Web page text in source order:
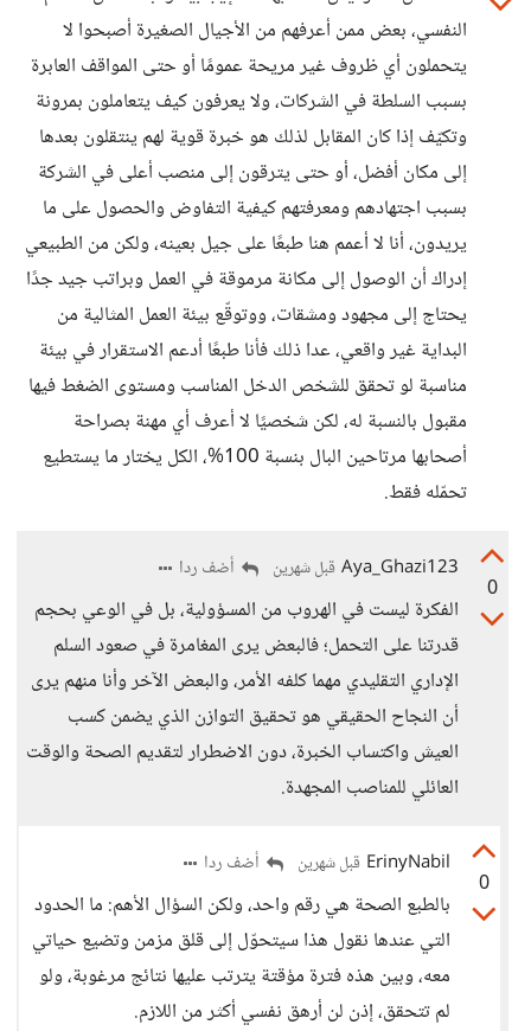
النفسي، بعض ممن أعرفهم من الأجيال الصغيرة أصبحوا لا
يتحملون أي ظروف غير مريحة عمومًا أو حتى المواقف العابرة
بسبب السلطة في الشركات، ولا يعرفون كيف يتعاملون بمرونة
وتكيّف إذا كان المقابل لذلك هو خبرة قوية لهم ينتقلون بعدها
إلى مكان أفضل، أو حتى يترقون إلى منصب أعلى في الشركة
بسبب اجتهادهم ومعرفتهم كيفية التفاوض والحصول على ما
يريدون، أنا لا أعمم هنا طبعًا على جيل بعينه، ولكن من الطبيعي
إدراك أن الوصول إلى مكانة مرموقة في العمل وبراتب جيد جدًا
يحتاج إلى مجهود ومشقات، ووتوقّع بيئة العمل المثالية من
البداية غير واقعي، عدا ذلك فأنا طبعًا أدعم الاستقرار في بيئة
مناسبة لو تحقق للشخص الدخل المناسب ومستوى الضغط فيها
مقبول بالنسبة له، لكن شخصيًا لا أعرف أي مهنة بصراحة
أصحابها مرتاحين البال بنسبة 100%، الكل يختار ما يستطيع
تحمّله فقط.
0
Aya_Ghazi123 قبل شهرين أضف ردا
الفكرة ليست في الهروب من المسؤولية، بل في الوعي بحجم
قدرتنا على التحمل؛ فالبعض يرى المغامرة في صعود السلم
الإداري التقليدي مهما كلفه الأمر، والبعض الآخر وأنا منهم يرى
أن النجاح الحقيقي هو تحقيق التوازن الذي يضمن كسب
العيش واكتساب الخبرة، دون الاضطرار لتقديم الصحة والوقت
العائلي للمناصب المجهدة.
0
ErinyNabil قبل شهرين أضف ردا
بالطبع الصحة هي رقم واحد، ولكن السؤال الأهم: ما الحدود
التي عندها نقول هذا سيتحوّل إلى قلق مزمن وتضيع حياتي
معه، وبين هذه فترة مؤقتة يترتب عليها نتائج مرغوبة، ولو
لم تتحقق، إذن لن أرهق نفسي أكثر من اللازم.